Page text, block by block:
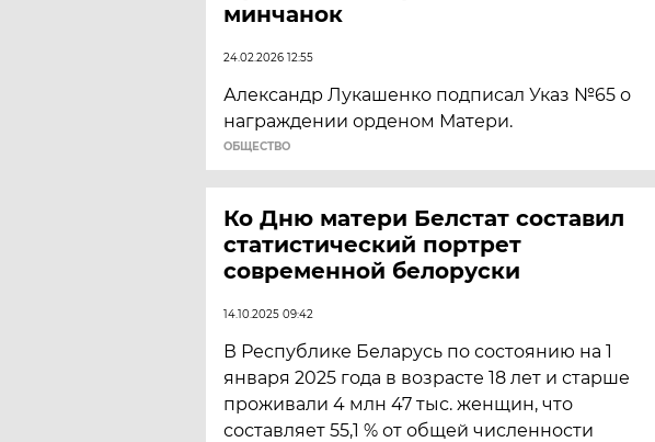
минчанок
24.02.2026 12:55
Александр Лукашенко подписал Указ №65 о
награждении орденом Матери.
ОБЩЕСТВО
Ко Дню матери Белстат составил
статистический портрет
современной белоруски
14.10.2025 09:42
В Республике Беларусь по состоянию на 1
января 2025 года в возрасте 18 лет и старше
проживали 4 млн 47 тыс. женщин, что
составляет 55,1 % от общей численности